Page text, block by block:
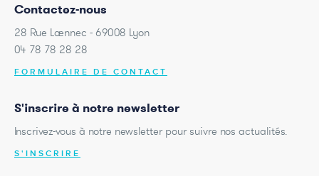
Contactez-nous
28 Rue Laennec - 69008 Lyon
04 78 78 28 28
FORMULAIRE DE CONTACT
S'inscrire à notre newsletter
Inscrivez-vous à notre newsletter pour suivre nos actualités.
S'INSCRIRE